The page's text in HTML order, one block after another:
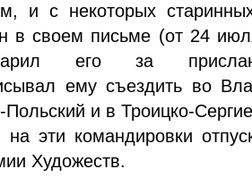
и с некоторых
в своем письме (от 24
его за
ему съездить во
и в Троицко-
на эти командировки
Художеств.